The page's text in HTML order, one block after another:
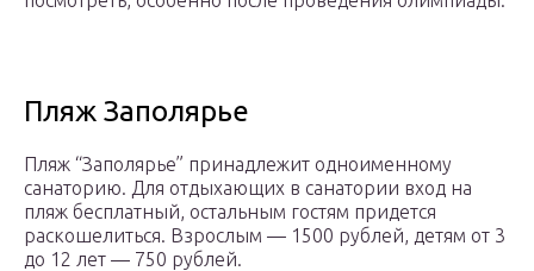
Пляж Заполярье
Пляж “Заполярье” принадлежит одноименному
санаторию. Для отдыхающих в санатории вход на
пляж бесплатный, остальным гостям придется
раскошелиться. Взрослым — 1500 рублей, детям от 3
до 12 лет — 750 рублей.